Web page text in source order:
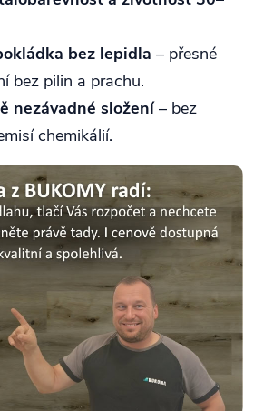
bez lepidla – přesné
bez pilin a prachu.
nezávadné složení– bez
chemikálií.